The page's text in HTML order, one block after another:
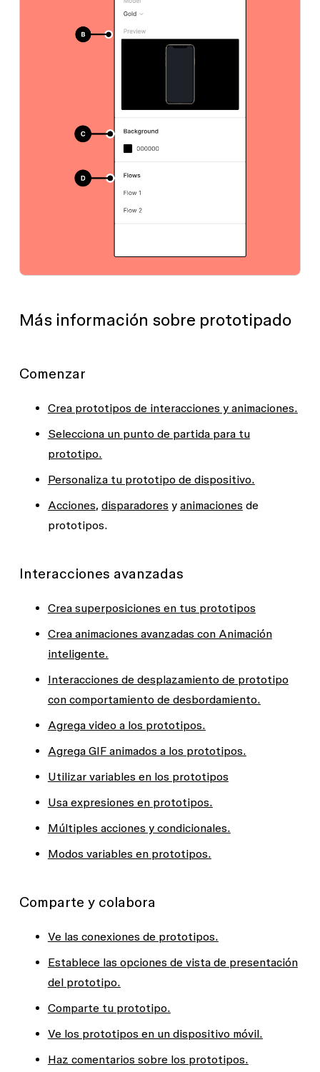
Más información sobre prototipado
Comenzar
Crea prototipos de interacciones y animaciones.
Selecciona un punto de partida para tu
prototipo.
Personaliza tu prototipo de dispositivo.
Acciones, disparadoresy animacionesde
prototipos.
Interacciones avanzadas
Crea superposiciones en tus prototipos
Crea animaciones avanzadas con Animación
inteligente.
Interacciones de desplazamiento de prototipo
con comportamiento de desbordamiento.
Agrega video a los prototipos.
Agrega GIF animados a los prototipos.
Utilizar variables en los prototipos
Usa expresiones en prototipos.
Múltiples acciones y condicionales.
Modos variables en prototipos.
Comparte y colabora
Ve las conexiones de prototipos.
Establece las opciones de vista de presentación
del prototipo.
Comparte tu prototipo.
Ve los prototipos en un dispositivo móvil.
Haz comentarios sobre los prototipos.